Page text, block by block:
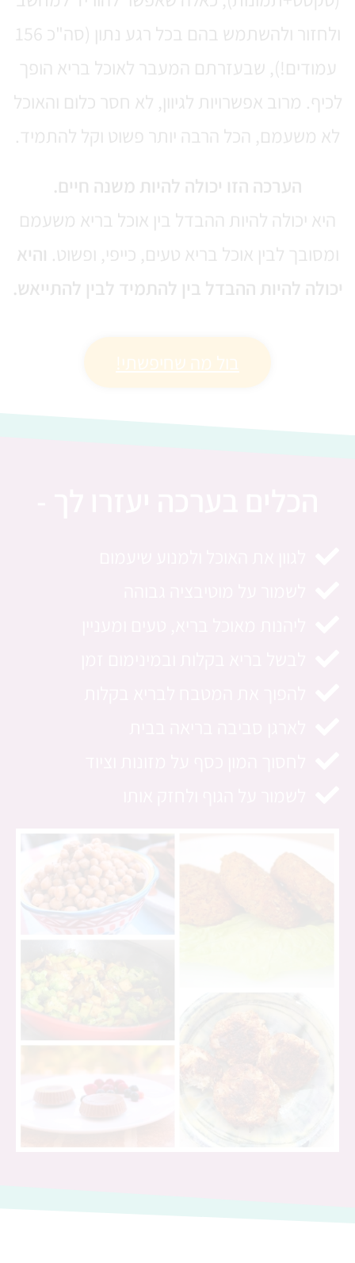
ולחזור ולהשתמש בהם בכל רגע נתון (סה"כ 156
עמודים!), שבעזרתם המעבר לאוכל בריא הופך
לכיף. מרוב אפשרויות לגיוון, לא חסר כלום והאוכל
לא משעמם, הכל הרבה יותר פשוט וקל להתמיד.
הערכה הזו יכולה להיות משנה חיים.
היא יכולה להיות ההבדל בין אוכל בריא משעמם
ומסובך לבין אוכל בריא טעים, כייפי, ופשוט. והיא
יכולה להיות ההבדל בין להתמיד לבין להתייאש.
בול מה שחיפשתי!